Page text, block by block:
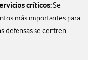
críticos:Se
más importantes para
defensas se centren